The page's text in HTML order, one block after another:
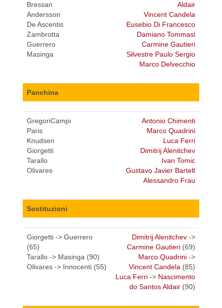
Bressan
Andersson
De Ascentis
Zambrotta
Guerrero
Masinga
Aldair
Vincent Candela
Eusebio Di Francesco
Damiano Tommasi
Carmine Gautieri
Silvestre Paulo Sergio
Marco Delvecchio
Panchina
GregoriCampi
Paris
Knudsen
Giorgetti
Tarallo
Olivares
Antonio Chimenti
Marco Quadrini
Luca Ferri
Dimitrij Alenitchev
Ivan Tomic
Gustavo Javier Bartelt
Alessandro Frau
Sostituzioni
Giorgetti -> Guerrero
(65)
Tarallo -> Masinga (90)
Olivares -> Innocenti (55)
Dimitrij Alenitchev ->
Carmine Gautieri (69)
Marco Quadrini ->
Vincent Candela (85)
Luca Ferri -> Nascimento
do Santos Aldair (90)